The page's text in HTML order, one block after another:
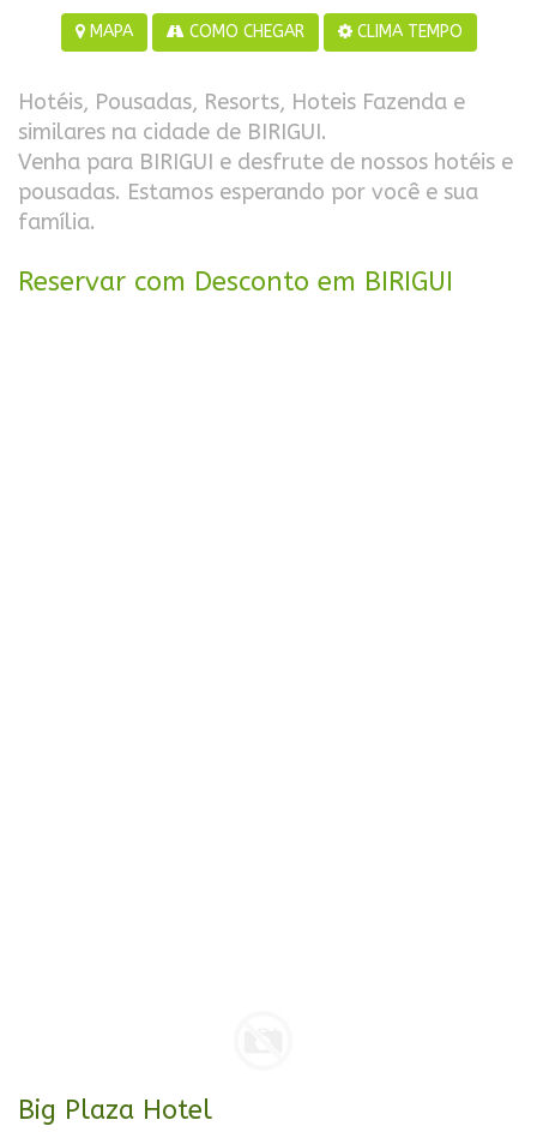
MAPA COMO CHEGAR CLIMA TEMPO
Hotéis, Pousadas, Resorts, Hoteis Fazenda e
similares na cidade de BIRIGUI.
Venha para BIRIGUI e desfrute de nossos hotéis e
pousadas. Estamos esperando por você e sua
família.
Reservar com Desconto em BIRIGUI
Big Plaza Hotel